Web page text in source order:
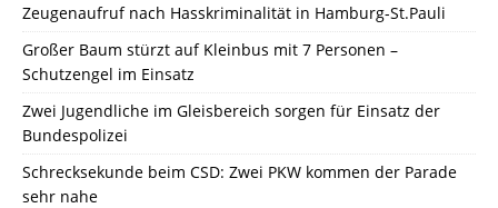
Zeugenaufruf nach Hasskriminalität in Hamburg-St.Pauli
Großer Baum stürzt auf Kleinbus mit 7 Personen –
Schutzengel im Einsatz
Zwei Jugendliche im Gleisbereich sorgen für Einsatz der
Bundespolizei
Schrecksekunde beim CSD: Zwei PKW kommen der Parade
sehr nahe